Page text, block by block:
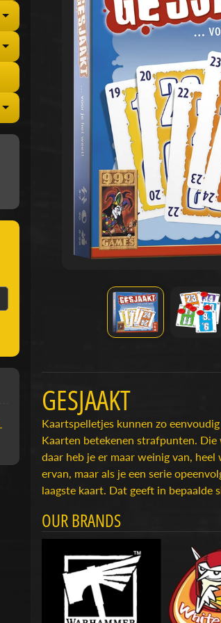
Expand child menu
Expand child menu
Expand child menu
GESJAAKT
Kaartspelletjes kunnen zo
Kaarten betekenen strafpunten.
daar heb je er maar weinig van,
ervan, maar als je een serie
laagste kaart. Dat geeft in
OUR BRANDS